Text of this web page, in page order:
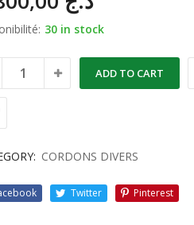
30 in stock
ADD TO CART
CORDONS DIVERS
Twitter Pinterest